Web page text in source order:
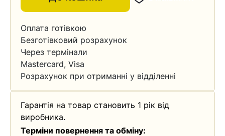
Оплата готівкою
Безготівковий розрахунок
Через термінали
Mastercard, Visa
Розрахунок при отриманні у відділенні
Гарантія на товар становить 1 рік від
виробника.
Терміни повернення та обміну: